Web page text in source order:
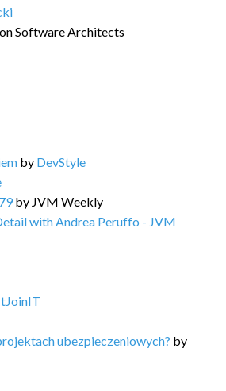
Software Architects
by DevStyle
by JVM Weekly
with Andrea Peruffo - JVM
ubezpieczeniowych? by